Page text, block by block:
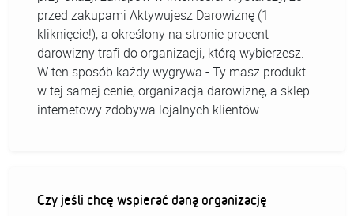
przed zakupami Aktywujesz Darowiznę (1
kliknięcie!), a określony na stronie procent
darowizny trafi do organizacji, którą wybierzesz.
W ten sposób każdy wygrywa - Ty masz produkt
w tej samej cenie, organizacja darowiznę, a sklep
internetowy zdobywa lojalnych klientów
Czy jeśli chcę wspierać daną organizację